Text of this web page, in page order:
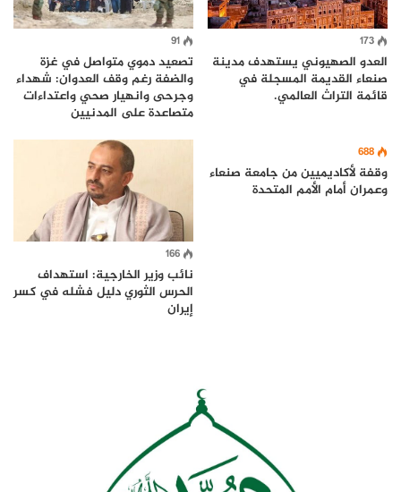
173
العدو الصهيوني يستهدف مدينة
صنعاء القديمة المسجلة في
قائمة التراث العالمي.
91
تصعيد دموي متواصل في غزة
والضفة رغم وقف العدوان: شهداء
وجرحى وانهيار صحي واعتداءات
متصاعدة على المدنيين
688
وقفة لأكاديميين من جامعة صنعاء
وعمران أمام الأمم المتحدة
166
نائب وزير الخارجية: استهداف
الحرس الثوري دليل فشله في كسر
إيران